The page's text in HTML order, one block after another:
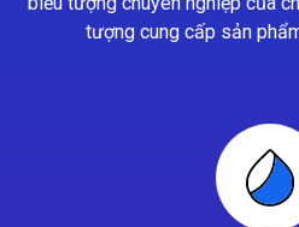
tượng cung cấp sản